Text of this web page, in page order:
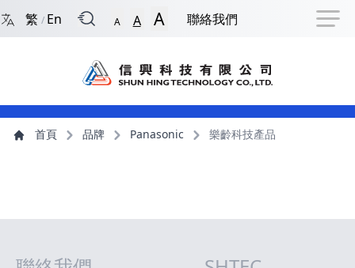
跳到捷徑選項 跳到主導航選單 跳到頁尾
繁 / En A A A 聯絡我們
主導航選單
主內容 首頁 品牌 Panasonic 樂齡科技產品
網站指南